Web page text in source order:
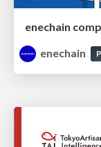
enechain
enechain